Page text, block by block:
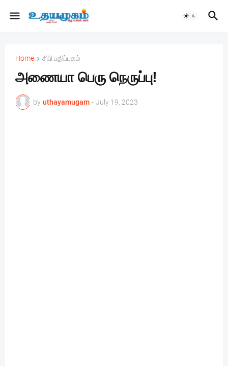
Home சிபி பதிப்பகம்
அணையா பெரு நெருப்பு!
by uthayamugam - July 19, 2023